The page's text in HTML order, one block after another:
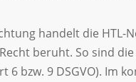
handelt die HTL-
beruht. So sind
6 bzw. 9 DSGVO). Im